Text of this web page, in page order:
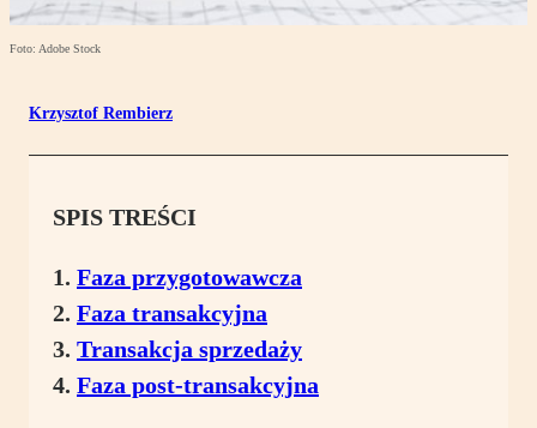
Foto: Adobe Stock
Krzysztof Rembierz
SPIS TREŚCI
Faza przygotowawcza
Faza transakcyjna
Transakcja sprzedaży
Faza post-transakcyjna